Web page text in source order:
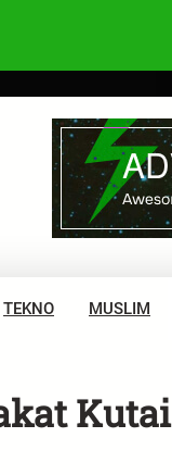
TEKNO MUSLIM
Kutai